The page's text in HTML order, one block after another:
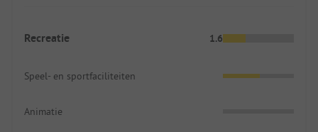
Recreatie 1.6
Speel- en sportfaciliteiten
Animatie